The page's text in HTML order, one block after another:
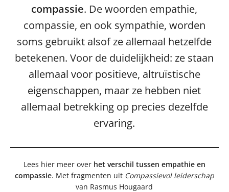
compassie. De woorden empathie,
compassie, en ook sympathie, worden
soms gebruikt alsof ze allemaal hetzelfde
betekenen. Voor de duidelijkheid: ze staan
allemaal voor positieve, altruïstische
eigenschappen, maar ze hebben niet
allemaal betrekking op precies dezelfde
ervaring.
Lees hier meer overhet verschil tussen empathie en
compassie. Met fragmenten uit Compassievol leiderschap
van Rasmus Hougaard